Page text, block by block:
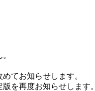
てお知らせします。
を再度お知らせします。